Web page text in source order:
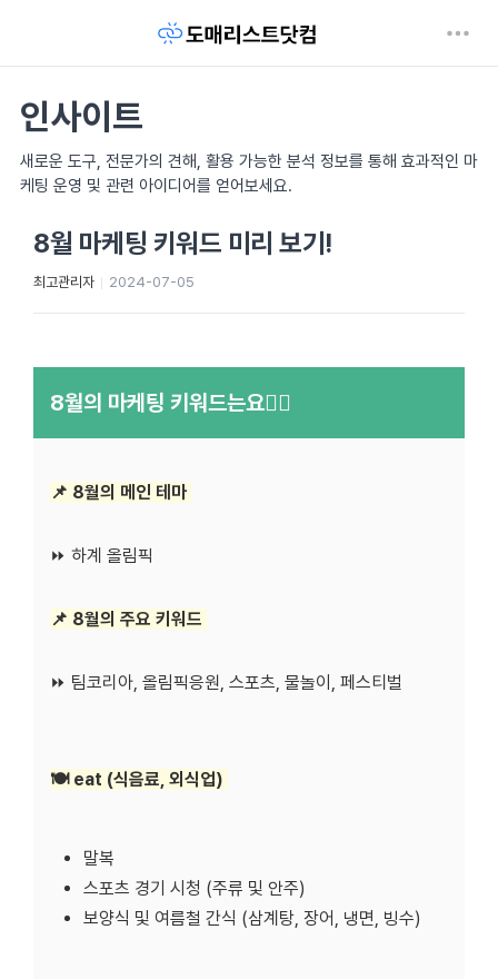
인사이트
새로운 도구, 전문가의 견해, 활용 가능한 분석 정보를 통해 효과적인 마
케팅 운영 및 관련 아이디어를 얻어보세요.
8월 마케팅 키워드 미리 보기!
최고관리자 2024-07-05
8월의 마케팅 키워드는요✍🏻
📌 8월의 메인 테마
⏩ 하계 올림픽
📌 8월의 주요 키워드
⏩ 팀코리아, 올림픽응원, 스포츠, 물놀이, 페스티벌
🍽️ eat (식음료, 외식업)
말복
스포츠 경기 시청 (주류 및 안주)
보양식 및 여름철 간식 (삼계탕, 장어, 냉면, 빙수)